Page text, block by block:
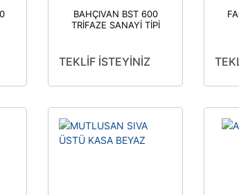
BAHÇIVAN BST 600
TRİFAZE SANAYİ TİPİ
TEKLİF İSTEYİNİZ